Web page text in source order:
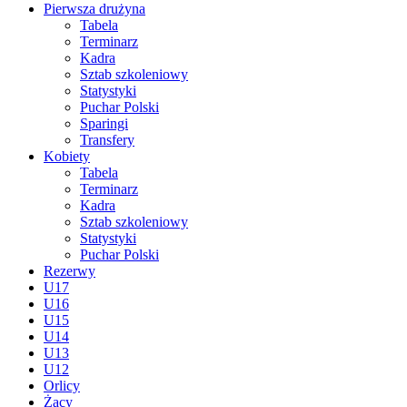
Pierwsza drużyna
Tabela
Terminarz
Kadra
Sztab szkoleniowy
Statystyki
Puchar Polski
Sparingi
Transfery
Kobiety
Tabela
Terminarz
Kadra
Sztab szkoleniowy
Statystyki
Puchar Polski
Rezerwy
U17
U16
U15
U14
U13
U12
Orlicy
Żacy